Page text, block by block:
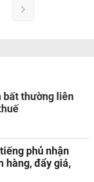
bất thường liên
phủ nhận
hàng, đẩy giá,